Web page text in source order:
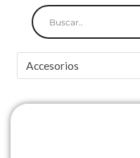
Accesorios